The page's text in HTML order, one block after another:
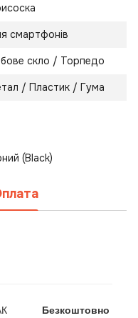
смартфонів
скло / Торпедо
/ Пластик / Гума
(Black)
Безкоштовно